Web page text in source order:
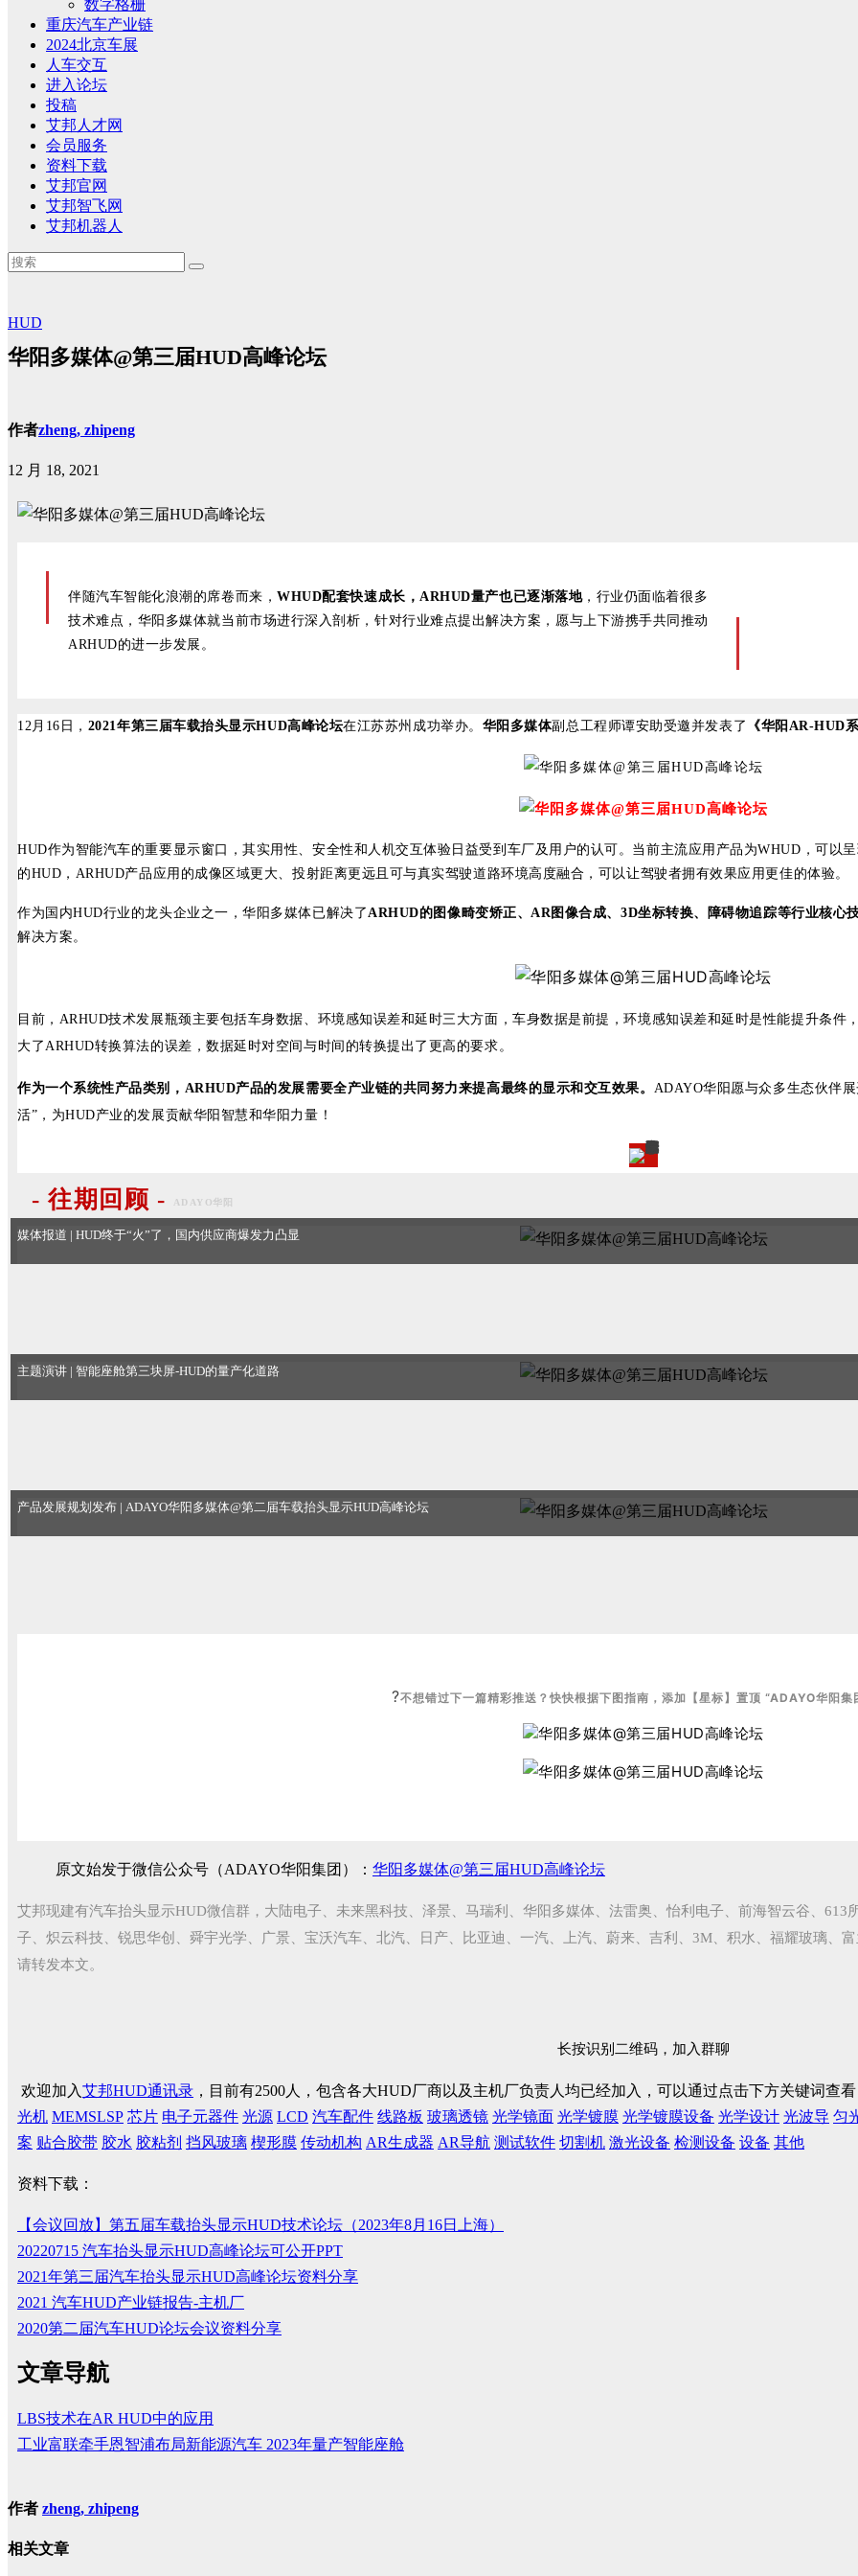
数字格栅
重庆汽车产业链
2024北京车展
人车交互
进入论坛
投稿
艾邦人才网
会员服务
资料下载
艾邦官网
艾邦智飞网
艾邦机器人
HUD
华阳多媒体@第三届HUD高峰论坛
作者zheng, zhipeng
12 月 18, 2021
伴随汽车智能化浪潮的席卷而来，WHUD配套快速成长，ARHUD量产也已逐渐落地，行业仍面临着很多
技术难点，华阳多媒体就当前市场进行深入剖析，针对行业难点提出解决方案，愿与上下游携手共同推动
ARHUD的进一步发展。
12月16日， 2021年第三届车载抬头显示HUD高峰论坛在江苏苏州成功举办。 华阳多媒体副总工程师谭安助受邀并发表了 《华阳AR-HUD
HUD作为智能汽车的重要显示窗口，其实用性、安全性和人机交互体验日益受到车厂及用户的认可。当前主流应用产品为WHUD，可以
的HUD，ARHUD产品应用的成像区域更大、投射距离更远且可与真实驾驶道路环境高度融合，可以让驾驶者拥有效果应用更佳的体验。
作为国内HUD行业的龙头企业之一，华阳多媒体已解决了ARHUD的图像畸变矫正、AR图像合成、3D坐标转换、障碍物追踪等行业核心
解决方案。
目前，ARHUD技术发展瓶颈主要包括车身数据、环境感知误差和延时三大方面，车身数据是前提，环境感知误差和延时是性能提升条
大了ARHUD转换算法的误差，数据延时对空间与时间的转换提出了更高的要求。
作为一个系统性产品类别，ARHUD产品的发展需要全产业链的共同努力来提高最终的显示和交互效果。 ADAYO华阳愿与众多生态伙伴
活”，为HUD产业的发展贡献华阳智慧和华阳力量！
- 往期回顾 - ADAYO华阳
媒体报道 | HUD终于“火”了，国内供应商爆发力凸显
主题演讲 | 智能座舱第三块屏-HUD的量产化道路
产品发展规划发布 | ADAYO华阳多媒体@第二届车载抬头显示HUD高峰论坛
?不想错过下一篇精彩推送？快快根据下图指南，添加【星标】置顶 “ADAYO华阳集
原文始发于微信公众号（ADAYO华阳集团）： 华阳多媒体@第三届HUD高峰论坛
艾邦现建有汽车抬头显示HUD微信群，大陆电子、未来黑科技、泽景、马瑞利、华阳多媒体、法雷奥、怡利电子、前海智云谷、
子、炽云科技、锐思华创、舜宇光学、广景、宝沃汽车、北汽、日产、比亚迪、一汽、上汽、蔚来、吉利、3M、积水、福耀玻璃、
请转发本文。
长按识别二维码，加入群聊
欢迎加入艾邦HUD通讯录 ，目前有2500人，包含各大HUD厂商以及主机厂负责人均已经加入，可以通过点击下方关键词查
光机 MEMSLSP 芯片 电子元器件 光源 LCD 汽车配件 线路板 玻璃透镜 光学镜面 光学镀膜 光学镀膜设备 光学设计 光波导 匀
案 贴合胶带 胶水 胶粘剂 挡风玻璃 楔形膜 传动机构 AR生成器 AR导航 测试软件 切割机 激光设备 检测设备 设备 其他
资料下载：
【会议回放】第五届车载抬头显示HUD技术论坛（2023年8月16日上海）
20220715 汽车抬头显示HUD高峰论坛可公开PPT
2021年第三届汽车抬头显示HUD高峰论坛资料分享
2021 汽车HUD产业链报告-主机厂
2020第二届汽车HUD论坛会议资料分享
文章导航
LBS技术在AR HUD中的应用
工业富联牵手恩智浦布局新能源汽车 2023年量产智能座舱
作者 zheng, zhipeng
相关文章